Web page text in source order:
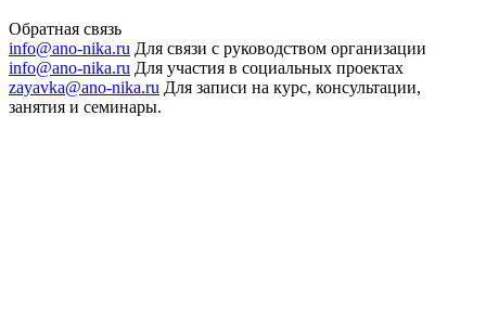
Обратная связь
info@ano-nika.ru Для связи с руководством организации
info@ano-nika.ru Для участия в социальных проектах
zayavka@ano-nika.ru Для записи на курс, консультации,
занятия и семинары.